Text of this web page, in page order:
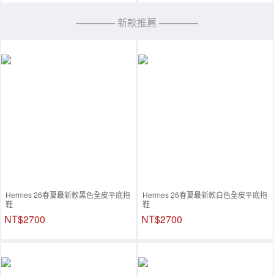
———— 新款推薦 ————
Hermes 26春夏最新款黑色全皮平底拖
鞋
NT$2700
Hermes 26春夏最新款白色全皮平底拖
鞋
NT$2700